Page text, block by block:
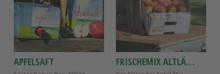
APFELSAFT FRISCHEMIX ALTLÄNDER ÄPFEL